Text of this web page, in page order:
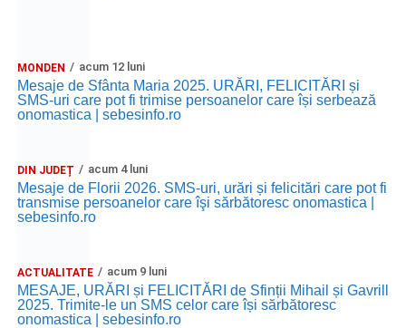
MONDEN acum 12 luni
Mesaje de Sfânta Maria 2025. URĂRI, FELICITĂRI și
SMS-uri care pot fi trimise persoanelor care își serbează
onomastica | sebesinfo.ro
DIN JUDEȚ acum 4 luni
Mesaje de Florii 2026. SMS-uri, urări și felicitări care pot fi
transmise persoanelor care îşi sărbătoresc onomastica |
sebesinfo.ro
ACTUALITATE acum 9 luni
MESAJE, URĂRI și FELICITĂRI de Sfinții Mihail și Gavrill
2025. Trimite-le un SMS celor care își sărbătoresc
onomastica | sebesinfo.ro